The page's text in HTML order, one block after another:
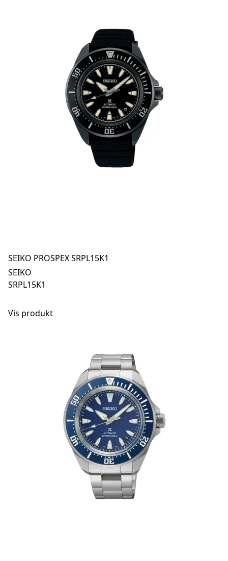
SEIKO PROSPEX SRPL15K1
SEIKO
SRPL15K1
Vis produkt